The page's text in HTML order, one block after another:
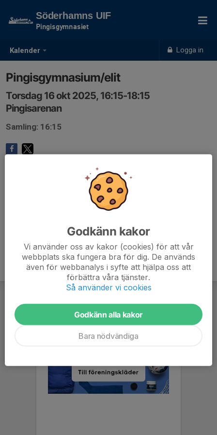
Kalender Logga in
Söderhamns UIF
Pingisgymnasiet
Pingisgymnasium/elit
Torsdag 16 okt 2025, 16:15-18:15
Pingisarenan
Samling: 16:15
Godkänn kakor
Vi använder oss av kakor (cookies) för att vår
webbplats ska fungera bra för dig. De används
även för webbanalys i syfte att hjälpa oss att
förbättra våra tjänster.
Så använder vi cookies
Godkänn alla kakor
Bara nödvändiga